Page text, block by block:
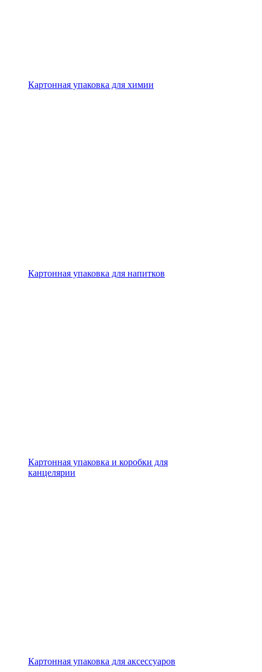
Картонная упаковка для химии
Картонная упаковка для напитков
Картонная упаковка и коробки для
канцелярии
Картонная упаковка для аксессуаров